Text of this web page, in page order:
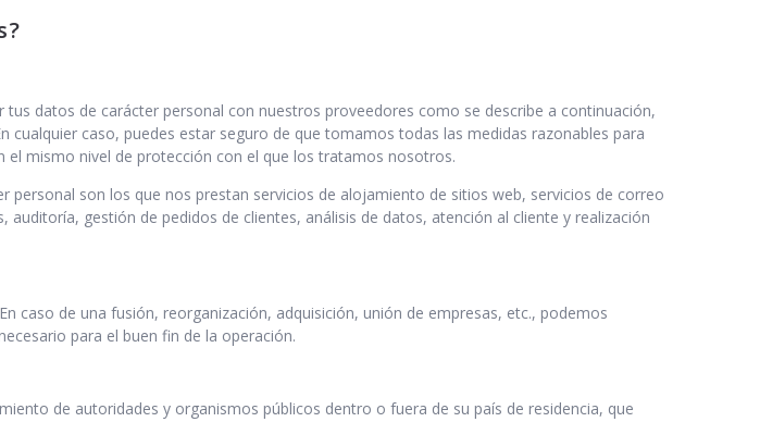
datos de carácter personal con nuestros proveedores como se describe a continuación,
caso, puedes estar seguro de que tomamos todas las medidas razonables para
mismo nivel de protección con el que los tratamos nosotros.
son los que nos prestan servicios de alojamiento de sitios web, servicios de correo
gestión de pedidos de clientes, análisis de datos, atención al cliente y realización
caso de una fusión, reorganización, adquisición, unión de empresas, etc., podemos
para el buen fin de la operación.
de autoridades y organismos públicos dentro o fuera de su país de residencia, que